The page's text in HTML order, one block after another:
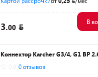
3.00
В
Коннектор Karcher G3/4, G1 ВР
0 отзывов